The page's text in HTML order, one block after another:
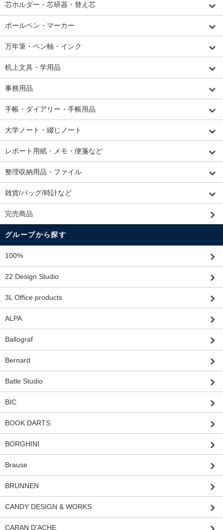
芯ホルダー・芯研器・替え芯
ボールペン・マーカー
万年筆・ペン軸・インク
机上文具・学用品
事務用品
手帳・ダイアリー・手帳用品
大学ノート・綴じノート
レポート用紙・メモ・便箋など
整理収納用品・ファイル
雑貨/バッグ/時計など
完売商品
グループから探す
100%
22 Design Studio
3L Office products
ALPA
Ballograf
Bernard
Batle Studio
BIC
BOOK DARTS
BORGHINI
Brause
BRUNNEN
CANDY DESIGN & WORKS
CARAN D'ACHE